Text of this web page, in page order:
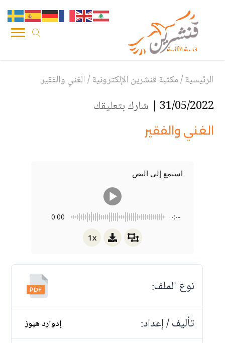
الرئيسية/مكتبة قنشرين الإلكترونية/الغني والفقير
31/05/2022 | شارك بتعليقك
الغني والفقير
استمع إلى النص
0:00 -:--
1x
نوع الملف:
تأليف / إعداد:
إدوارد هيوز